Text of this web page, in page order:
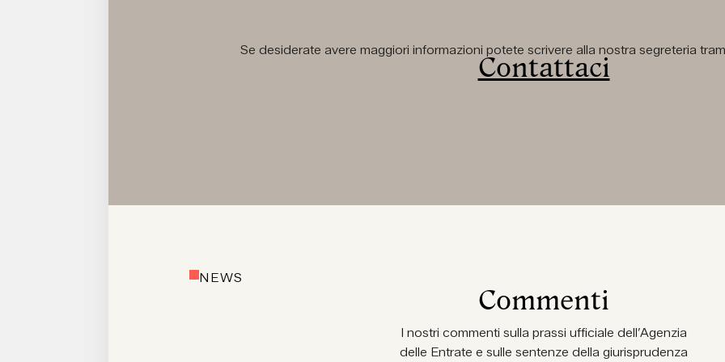
Se desiderate avere maggiori informazioni potete scrivere alla nostra segreteria
Contattaci
NEWS
Commenti
I nostri commenti sulla prassi ufficiale dell’Agenzia
delle Entrate e sulle sentenze della giurisprudenza